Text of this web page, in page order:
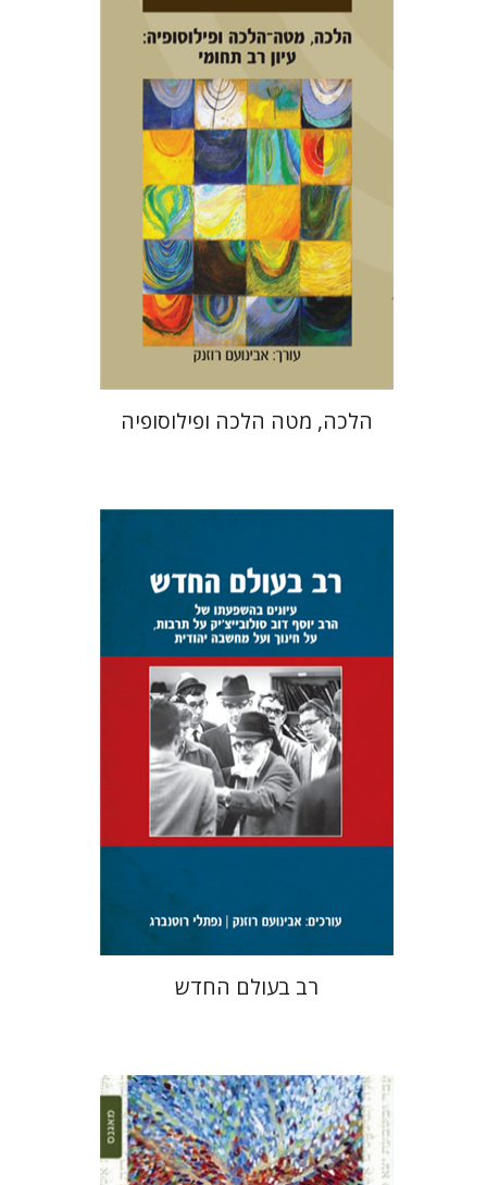
אבינועם רוזנק
הנחת אתר ספר מודפס
$42
$38
הלכה, מטה הלכה ופילוסופיה
אבינועם רוזנק נפתלי רוטנברג
הנחת אתר ספר מודפס
רב בעולם החדש
אבינועם רוזנק